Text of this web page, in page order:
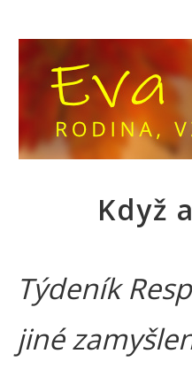
Když
Týdeník
jiné